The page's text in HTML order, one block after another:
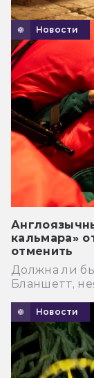
Новости
кальмара»
отменить
Должна ли
Бланшетт,
Новости